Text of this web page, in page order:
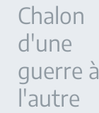
Chalon
d'une
guerre à
l'autre